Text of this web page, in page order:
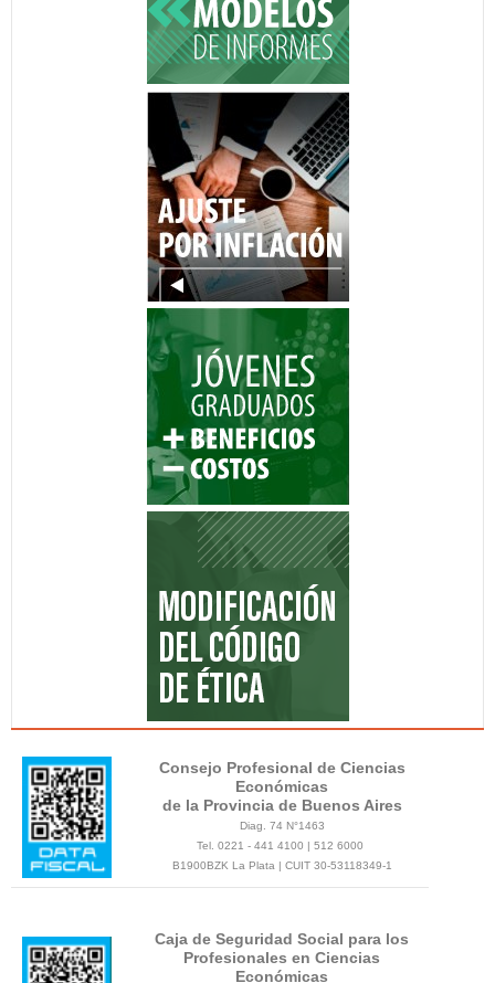
Consejo Profesional de Ciencias
Económicas
de la Provincia de Buenos Aires
Diag. 74 N°1463
Tel. 0221 - 441 4100 | 512 6000
B1900BZK La Plata | CUIT 30-53118349-1
Caja de Seguridad Social para los
Profesionales en Ciencias
Económicas